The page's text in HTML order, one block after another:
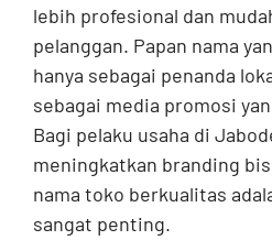
lebih profesional dan
pelanggan. Papan nama
hanya sebagai penanda
sebagai media promosi
Bagi pelaku usaha di
meningkatkan branding
nama toko berkualitas
sangat penting.